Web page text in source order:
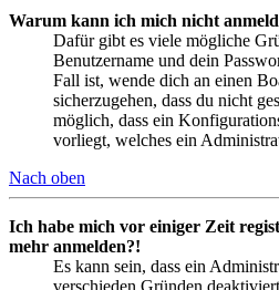
Warum kann ich mich nicht
Dafür gibt es viele mögliche
Benutzername und dein
Fall ist, wende dich an einen
sicherzugehen, dass du nicht
möglich, dass ein
vorliegt, welches ein
Nach oben
Ich habe mich vor einiger Zeit
mehr anmelden?!
Es kann sein, dass ein
verschieden Gründen